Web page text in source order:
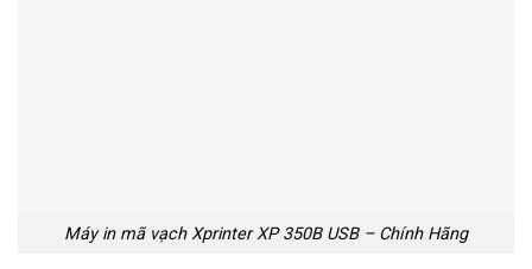
Máy in mã vạch Xprinter XP 350B USB – Chính Hãng